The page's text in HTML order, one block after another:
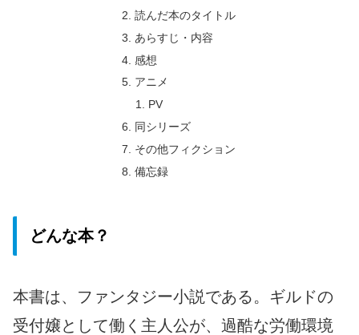
読んだ本のタイトル
あらすじ・内容
感想
アニメ
PV
同シリーズ
その他フィクション
備忘録
どんな本？
本書は、ファンタジー小説である。ギルドの
受付嬢として働く主人公が、過酷な労働環境